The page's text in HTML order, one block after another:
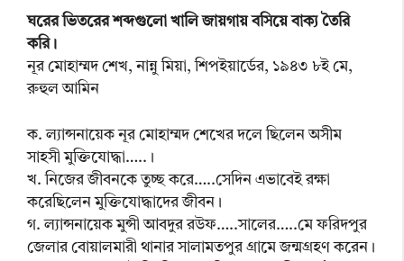
ঘরের ভিতরের শব্দগুলো খালি জায়গায় বসিয়ে বাক্য তৈরি
করি।
নূর মোহাম্মদ শেখ, নান্নু মিয়া, শিপইয়ার্ডের, ১৯৪৩ ৮ই মে,
রুহুল আমিন
ক. ল্যান্সনায়েক নূর মোহাম্মদ শেখের দলে ছিলেন অসীম
সাহসী মুক্তিযোদ্ধা…..।
খ. নিজের জীবনকে তুচ্ছ করে…..সেদিন এভাবেই রক্ষা
করেছিলেন মুক্তিযোদ্ধাদের জীবন।
গ. ল্যান্সনায়েক মুন্সী আবদুর রউফ…..সালের…..মে ফরিদপুর
জেলার বোয়ালমারী থানার সালামতপুর গ্রামে জন্মগ্রহণ করেন।